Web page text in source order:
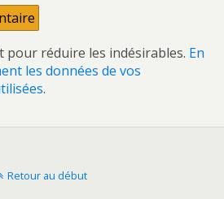
pour réduire les indésirables. En
les données de vos
.
Retour au début